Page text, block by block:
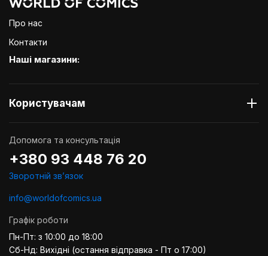
Про нас
Контакти
Наші магазини:
Користувачам
Допомога та консультація
+380 93 448 76 20
Зворотній звʼязок
info@worldofcomics.ua
Графік роботи
Пн-Пт: з 10:00 до 18:00
Сб-Нд: Вихідні (остання відправка - Пт о 17:00)